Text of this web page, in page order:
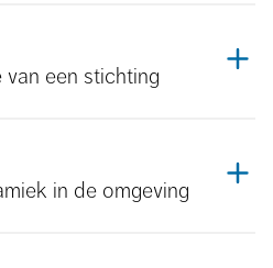
van een stichting
in de omgeving